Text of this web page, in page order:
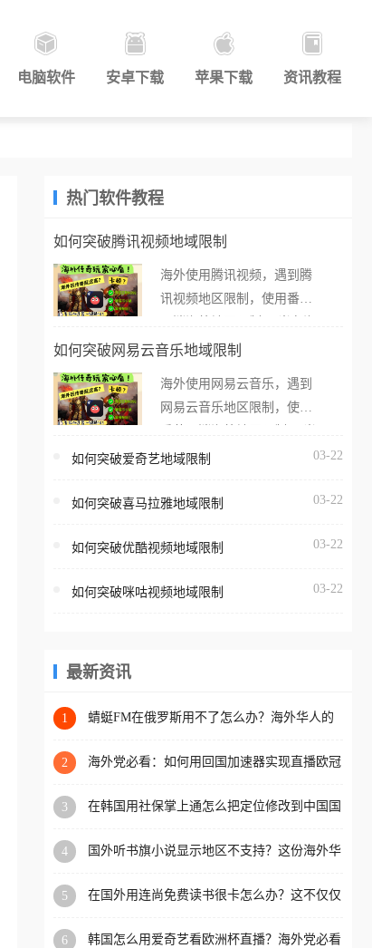
电脑软件 安卓下载 苹果下载 资讯教程
热门软件教程
如何突破腾讯视频地域限制
海外使用腾讯视频，遇到腾
讯视频地区限制，使用番茄
外打开腾讯视频，却突然弹
地区无法播放”的提示语。
海外用户如香港、澳门、台
亚、欧洲等国家和地区时，
台一样，出现地区及版权限
地区播放。 遇到这个问题的
区工作、留学、定居等，都
权限制所困扰。
如何突破网易云音乐地域限制
海外使用网易云音乐，遇到
网易云音乐地区限制，使用
在海外打开网易云音乐，却
所在的地区无法播放”的提示
门、台湾、美国、加拿大、
区时，网易云音乐也会像其
回国加速器，即可解决「海
版权限制」的问题，无论人
国、加拿大、澳大利亚、欧
学、定居等，都可以使用，
扰。
如何突破爱奇艺地域限制 03-22
如何突破喜马拉雅地域限制 03-22
如何突破优酷视频地域限制 03-22
如何突破咪咕视频地域限制 03-22
最新资讯
1
蜻蜓FM在俄罗斯用不了怎么办？海外华人的
2
海外党必看：如何用回国加速器实现直播欧冠
3
在韩国用社保掌上通怎么把定位修改到中国国
4
国外听书旗小说显示地区不支持？这份海外华
5
在国外用连尚免费读书很卡怎么办？这不仅仅
6
韩国怎么用爱奇艺看欧洲杯直播？海外党必看